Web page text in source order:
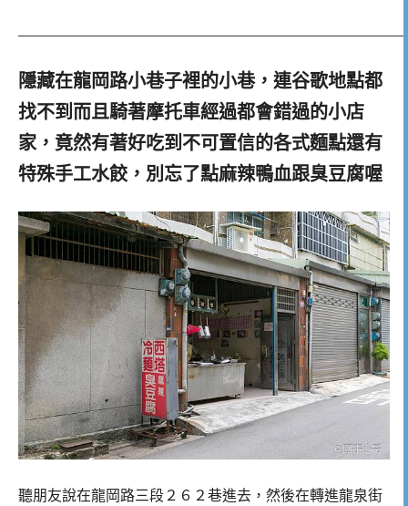
隱藏在龍岡路小巷子裡的小巷，連谷歌地點都
找不到而且騎著摩托車經過都會錯過的小店
家，竟然有著好吃到不可置信的各式麵點還有
特殊手工水餃，別忘了點麻辣鴨血跟臭豆腐喔
聽朋友說在龍岡路三段２６２巷進去，然後在轉進龍泉街